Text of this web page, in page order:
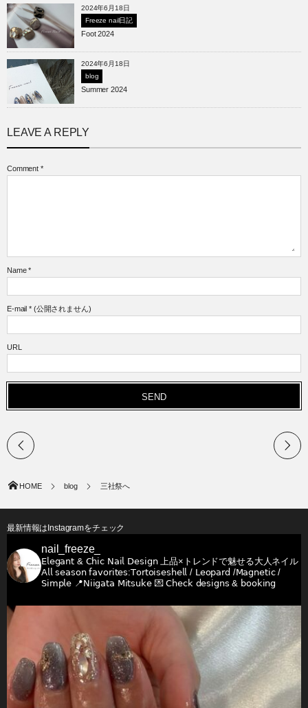
2024年6月18日
Freeze nail日記
Foot 2024
2024年6月18日
blog
Summer 2024
LEAVE A REPLY
Comment *
Name *
E-mail *(公開されません)
URL
HOME blog 三社祭へ
最新情報はInstagramをチェック
nail_freeze_
𝖤𝗅𝖾𝗀𝖺𝗇𝗍 & 𝖢𝗁𝗂𝖼 𝖭𝖺𝗂𝗅 𝖣𝖾𝗌𝗂𝗀𝗇上品×トレンドで魅せる大人ネイル
𝖠𝗅𝗅 𝗌𝖾𝖺𝗌𝗈𝗇 𝖿𝖺𝗏𝗈𝗋𝗂𝗍𝖾𝗌:𝖳𝗈𝗋𝗍𝗈𝗂𝗌𝖾𝗌𝗁𝖾𝗅𝗅 / 𝖫𝖾𝗈𝗉𝖺𝗋𝖽 /𝖬𝖺𝗀𝗇𝖾𝗍𝗂𝖼 /
𝖲𝗂𝗆𝗉𝗅𝖾 📍𝖭𝗂𝗂𝗀𝖺𝗍𝖺 𝖬𝗂𝗍𝗌𝗎𝗄𝖾💌 𝖢𝗁𝖾𝖼𝗄 𝖽𝖾𝗌𝗂𝗀𝗇𝗌 & 𝖻𝗈𝗈𝗄𝗂𝗇𝗀